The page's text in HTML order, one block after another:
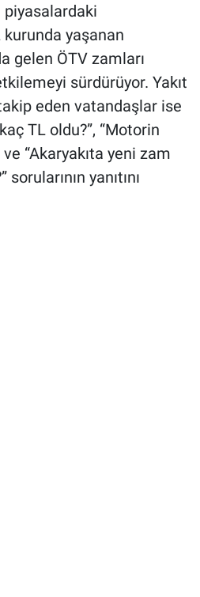
piyasalardaki
yaşanan
gelen ÖTV zamları
sürdürüyor. Yakıt
eden vatandaşlar ise
TL oldu?”, “Motorin
“Akaryakıta yeni zam
yanıtını